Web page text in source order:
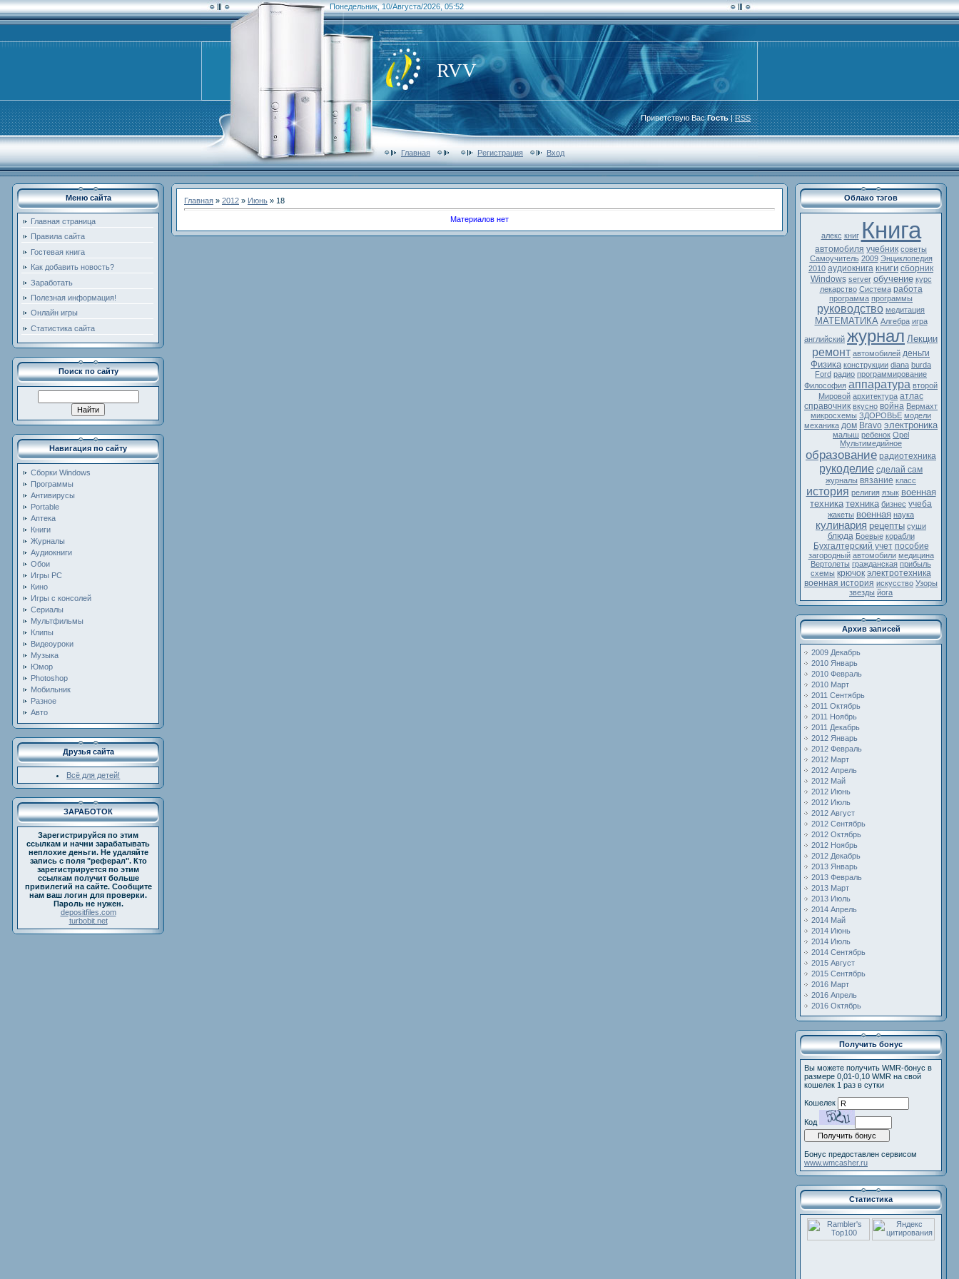
Понедельник, 10/Августа/2026, 05:52
RVV
Приветствую Вас Гость|RSS
Главная Регистрация Вход
Меню сайта
Главная страница
Правила сайта
Гостевая книга
Как добавить новость?
Заработать
Полезная информация!
Онлайн игры
Статистика сайта
Поиск по сайту
Навигация по сайту
Сборки Windows
Программы
Антивирусы
Portable
Аптека
Книги
Журналы
Аудиокниги
Обои
Игры PC
Кино
Игры с консолей
Сериалы
Мультфильмы
Клипы
Видеоуроки
Музыка
Юмор
Photoshop
Мобильник
Разное
Авто
Друзья сайта
Всё для детей!
ЗАРАБОТОК
Зарегистрируйся по этим
ссылкам и начни зарабатывать
неплохие деньги. Не удаляйте
запись с поля "реферал". Кто
зарегистрируется по этим
ссылкам получит больше
привилегий на сайте. Сообщите
нам ваш логин для проверки.
Пароль не нужен.
depositfiles.com
turbobit.net
Главная » 2012 » Июнь » 18
Материалов нет
Облако тэгов
алекс книг Книга
автомобиля учебник советы
Самоучитель 2009 Энциклопедия
2010 аудиокнига книги сборник
Windows server обучение курс
лекарство Система работа
программа программы
руководство медитация
МАТЕМАТИКА Алгебра игра
английский журнал Лекции
ремонт автомобилей деньги
Физика конструкции diana burda
Ford радио программирование
Философия аппаратура второй
Мировой архитектура атлас
справочник вкусно война Вермахт
микросхемы ЗДОРОВЬЕ модели
механика дом Bravo электроника
малыш ребенок Opel
Мультимедийное
образование радиотехника
рукоделие сделай сам
журналы вязание класс
история религия язык военная
техника техника бизнес учеба
жакеты военная наука
кулинария рецепты суши
блюда Боевые корабли
Бухгалтерский учет пособие
загородный автомобили медицина
Вертолеты гражданская прибыль
схемы крючок электротехника
военная история искусство Узоры
звезды йога
Архив записей
2009 Декабрь
2010 Январь
2010 Февраль
2010 Март
2011 Сентябрь
2011 Октябрь
2011 Ноябрь
2011 Декабрь
2012 Январь
2012 Февраль
2012 Март
2012 Апрель
2012 Май
2012 Июнь
2012 Июль
2012 Август
2012 Сентябрь
2012 Октябрь
2012 Ноябрь
2012 Декабрь
2013 Январь
2013 Февраль
2013 Март
2013 Июль
2014 Апрель
2014 Май
2014 Июнь
2014 Июль
2014 Сентябрь
2015 Август
2015 Сентябрь
2016 Март
2016 Апрель
2016 Октябрь
Получить бонус
Вы можете получить WMR-бонус в
размере 0,01-0,10 WMR на свой
кошелек 1 раз в сутки
Кошелек
Код
Бонус предоставлен сервисом
www.wmcasher.ru
Статистика